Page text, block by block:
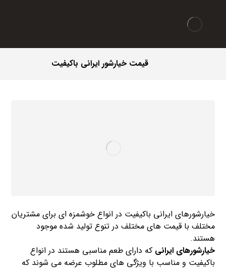
قیمت خیارشور ایرانی باکیفیت
خیارشورهای ایرانی باکیفیت در انواع خوشمزه ای برای مشتریان
مختلف با قیمت های مختلف در تنوع تولید شده موجود
هستند.
خیارشورهای ایرانی که دارای طعم مناسبی هستند در انواع
باکیفیت و مناسب با ویژگی های مطلوب عرضه می شوند که